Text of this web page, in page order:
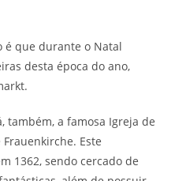
é que durante o Natal
desta época do ano,
também, a famosa Igreja de
Este
1362, sendo cercado de